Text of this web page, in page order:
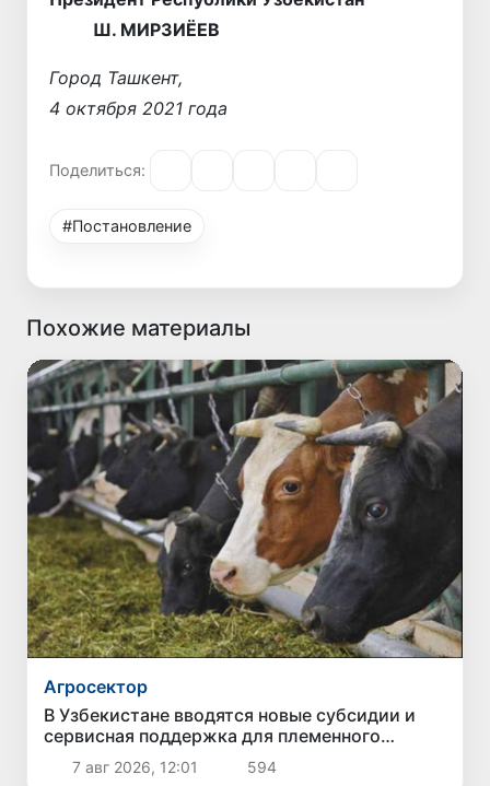
Ш. МИРЗИЁЕВ
Город Ташкент,
4 октября 2021 года
Поделиться:
#Постановление
Похожие материалы
Агросектор
В Узбекистане вводятся новые субсидии и
сервисная поддержка для племенного
животноводства
7 авг 2026, 12:01 594